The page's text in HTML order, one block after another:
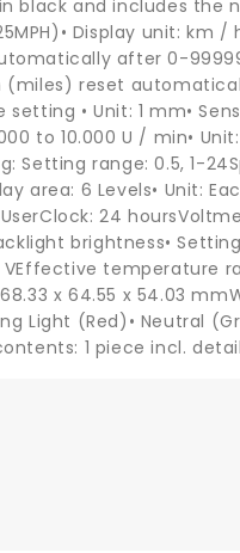
black and includes the
Display unit: km /
after 0-
(miles) reset
• Unit: 1 mm•
to 10.000 U / min•
Setting range: 0.5, 1-
area: 6 Levels• Unit:
UserClock: 24
brightness•
VEffective temperature
x 64.55 x 54.03
Light (Red)• Neutral
1 piece incl.